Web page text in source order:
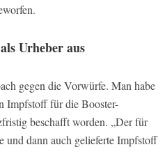
Urheber aus
gegen die Vorwürfe. Man habe
Impfstoff für die Booster-
beschafft worden. „Der für
und dann auch gelieferte Impfstoff